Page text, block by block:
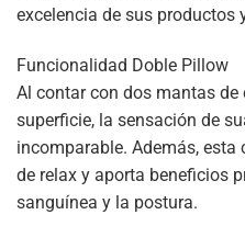
excelencia de sus productos
Funcionalidad Doble Pillow
Al contar con dos mantas de
superficie, la sensación de
incomparable. Además,
de relax y aporta beneficios
sanguínea y la postura.